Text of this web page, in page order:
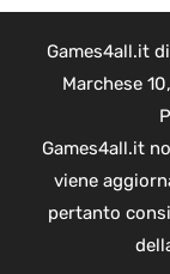
Games4all.it
Marchese
Games4all.it
viene
pertanto